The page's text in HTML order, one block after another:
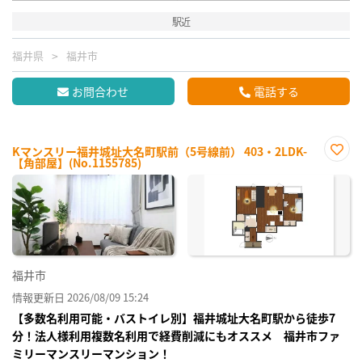
駅近
福井県 福井市
お問合わせ 電話する
Kマンスリー福井城址大名町駅前（5号線前） 403・2LDK-
【角部屋】(No.1155785)
に入
福井市
情報更新日 2026/08/09 15:24
【多数名利用可能・バストイレ別】福井城址大名町駅から徒歩7
分！法人様利用複数名利用で経費削減にもオススメ 福井市ファ
ミリーマンスリーマンション！